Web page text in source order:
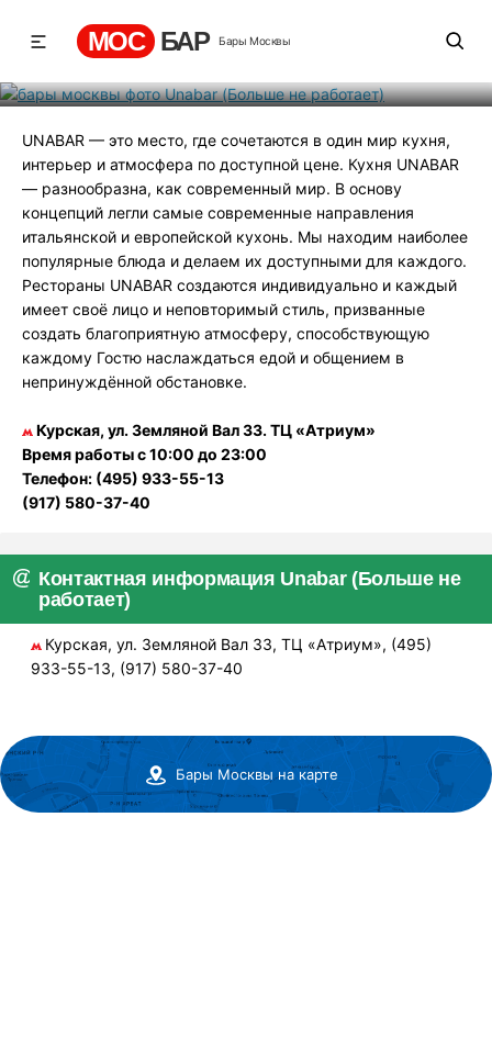
МОС БАР Бары Москвы
UNABAR — это место, где сочетаются в один мир кухня,
интерьер и атмосфера по доступной цене. Кухня UNABAR
— разнообразна, как современный мир. В основу
концепций легли самые современные направления
итальянской и европейской кухонь. Мы находим наиболее
популярные блюда и делаем их доступными для каждого.
Рестораны UNABAR создаются индивидуально и каждый
имеет своё лицо и неповторимый стиль, призванные
создать благоприятную атмосферу, способствующую
каждому Гостю наслаждаться едой и общением в
непринуждённой обстановке.
Курская, ул. Земляной Вал 33. ТЦ «Атриум»
Время работы с 10:00 до 23:00
Телефон: (495) 933-55-13
(917) 580-37-40
Контактная информация Unabar (Больше не
работает)
Курская, ул. Земляной Вал 33, ТЦ «Атриум», (495)
933-55-13, (917) 580-37-40
Бары Москвы на карте